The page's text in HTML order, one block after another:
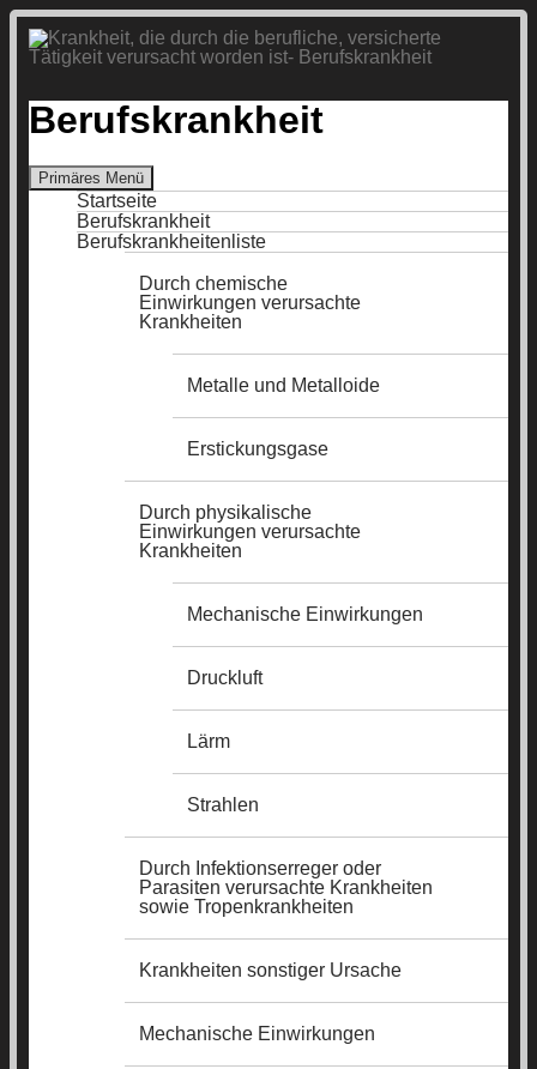
Berufskrankheit
Suchen
Primäres Menü
springen
Startseite
Berufskrankheit
Berufskrankheitenliste
Durch chemische
Einwirkungen verursachte
Krankheiten
Metalle und Metalloide
Erstickungsgase
Durch physikalische
Einwirkungen verursachte
Krankheiten
Mechanische Einwirkungen
Druckluft
Lärm
Strahlen
Durch Infektionserreger oder
Parasiten verursachte Krankheiten
sowie Tropenkrankheiten
Krankheiten sonstiger Ursache
Mechanische Einwirkungen